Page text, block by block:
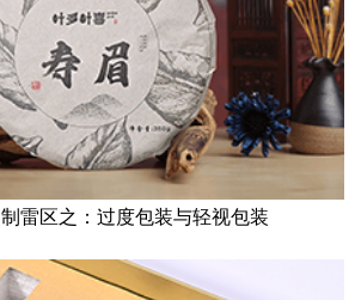
雷区之：过度包装与轻视包装